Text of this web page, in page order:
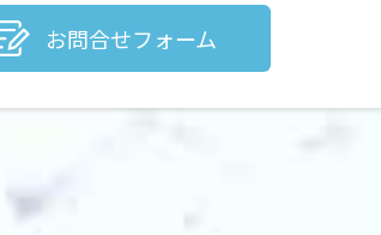
お問合せフォーム